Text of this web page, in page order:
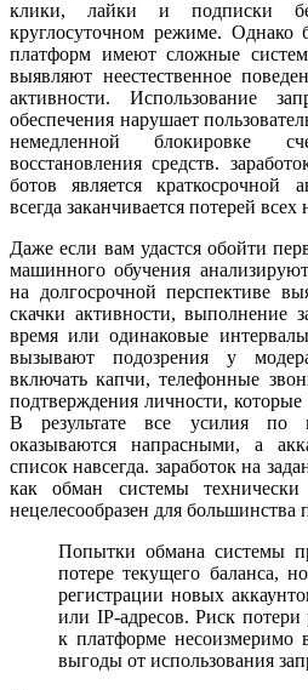
клики, лайки и подписки
круглосуточном режиме. Однако
платформ имеют сложные
выявляют неестественное
активности. Использование
обеспечения нарушает
немедленной блокировке
восстановления средств.
ботов является краткосрочной
всегда заканчивается потерей
Даже если вам удастся обойти
машинного обучения
на долгосрочной перспективе
скачки активности, выполнение
время или одинаковые
вызывают подозрения у
включать капчи, телефонные
подтверждения личности,
В результате все усилия по
оказываются напрасными, а
список навсегда. заработок на
как обман системы
нецелесообразен для большинства
Попытки обмана системы
потере текущего баланса,
регистрации новых
или IP-адресов. Риск потери
к платформе несоизмеримо
выгоды от использования